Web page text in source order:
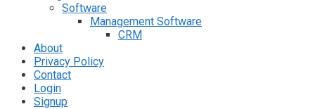
Software
Management Software
CRM
About
Privacy Policy
Contact
Login
Signup